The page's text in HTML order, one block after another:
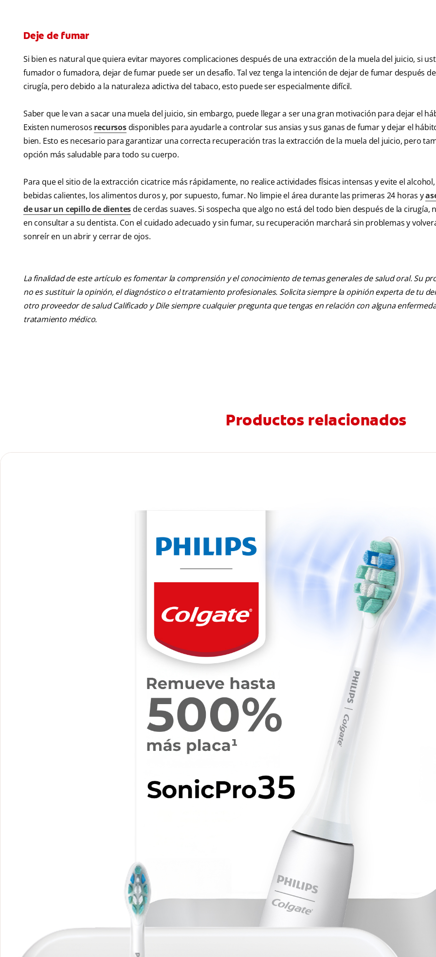
Deje de fumar
Si bien es natural que quiera evitar mayores complicaciones después de una extracción de la muela del juicio, si
fumador o fumadora, dejar de fumar puede ser un desafío. Tal vez tenga la intención de dejar de fumar después
cirugía, pero debido a la naturaleza adictiva del tabaco, esto puede ser especialmente difícil.
Saber que le van a sacar una muela del juicio, sin embargo, puede llegar a ser una gran motivación para dejar el
Existen numerosos recursosdisponibles para ayudarle a controlar sus ansias y sus ganas de fumar y dejar el
bien. Esto es necesario para garantizar una correcta recuperación tras la extracción de la muela del juicio, pero
opción más saludable para todo su cuerpo.
Para que el sitio de la extracción cicatrice más rápidamente, no realice actividades físicas intensas y evite el
bebidas calientes, los alimentos duros y, por supuesto, fumar. No limpie el área durante las primeras 24 horas y
de usar un cepillo de dientesde cerdas suaves. Si sospecha que algo no está del todo bien después de la cirugía,
en consultar a su dentista. Con el cuidado adecuado y sin fumar, su recuperación marchará sin problemas y
sonreír en un abrir y cerrar de ojos.
La finalidad de este artículo es fomentar la comprensión y el conocimiento de temas generales de salud oral. Su
no es sustituir la opinión, el diagnóstico o el tratamiento profesionales. Solicita siempre la opinión experta de tu
otro proveedor de salud Calificado y Dile siempre cualquier pregunta que tengas en relación con alguna
tratamiento médico.
Productos relacionados